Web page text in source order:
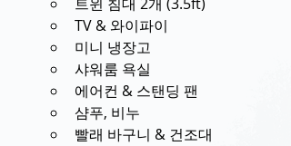
TV & 와이파이
미니 냉장고
샤워룸 욕실
에어컨 & 스탠딩 팬
샴푸, 비누
빨래 바구니 & 건조대